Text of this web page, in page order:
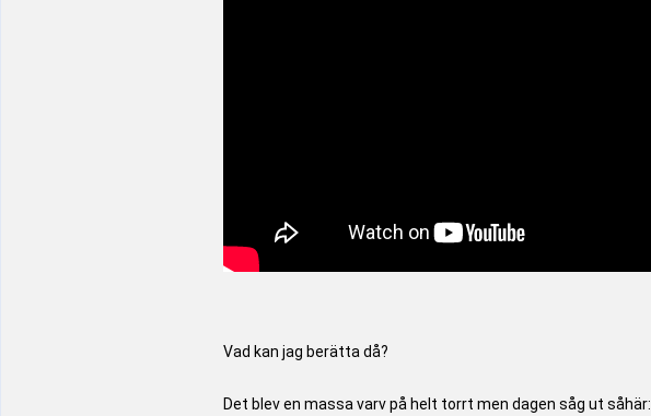
Vad kan jag berätta då?
Det blev en massa varv på helt torrt men dagen såg ut såhär: